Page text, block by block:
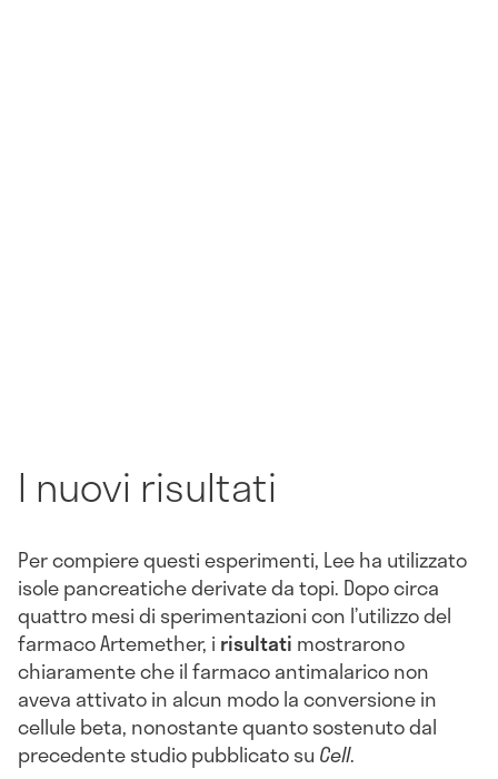
I nuovi risultati
Per compiere questi esperimenti, Lee ha utilizzato
isole pancreatiche derivate da topi. Dopo circa
quattro mesi di sperimentazioni con l’utilizzo del
farmaco Artemether, i risultati mostrarono
chiaramente che il farmaco antimalarico non
aveva attivato in alcun modo la conversione in
cellule beta, nonostante quanto sostenuto dal
precedente studio pubblicato su Cell.